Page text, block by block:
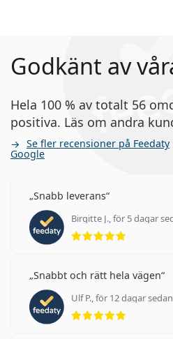
Godkänt av
Hela 100 % av totalt 56
positiva. Läs om andra
Se fler recensioner på Feedaty
Google
Snabb leverans
Birgitte J., för 5 dagar
Betyg 5
Snabbt och rätt hela vägen
Ulf P., för 12 dagar sedan
Betyg 5